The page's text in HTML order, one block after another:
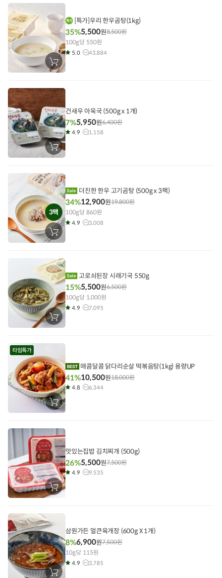
에
기
장
바
에
[특가]우리 한우곰탕(1kg)
35%5,500원8,500원
100g당 550원
5.0 43,884
장
바
에
담
기
건새우 아욱국 (500g x 1개)
7%5,950원6,400원
4.9 1,158
3팩
장
바
에
담
기
더진한 한우 고기곰탕 (500g x 3팩)
34%12,900원19,800원
100g당 860원
4.9 3,008
장
바
에
기
고로쇠된장 시래기국 550g
15%5,500원6,500원
100g당 1,000원
4.9 7,095
타임특가
장
바
에
담
기
매콤달콤 닭다리순살 떡볶음탕(1kg) 용량UP
41%10,500원18,000원
4.8 6,344
장
바
맛있는집밥 김치찌개 (500g)
26%5,500원7,500원
4.9 9,535
장
삼원가든 얼큰육개장 (600g X 1개)
8%6,900원7,500원
10g당 115원
4.9 3,785